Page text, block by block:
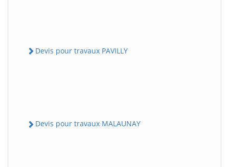
Devis pour travaux PAVILLY
Devis pour travaux MALAUNAY